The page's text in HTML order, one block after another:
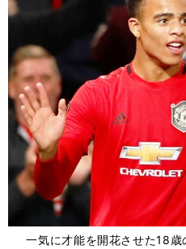
一気に才能を開花させた18